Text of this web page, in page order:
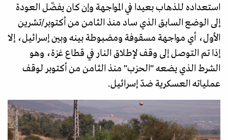
استعداده للذهاب بعيدا في المواجهة وإن كان يفضّل العودة
إلى الوضع السابق الذي ساد منذ الثامن من أكتوبر/تشرين
الأول، أي مواجهة مسقوفة ومضبوطة بينه وبين إسرائيل، إلا
إذا تم التوصل إلى وقف لإطلاق النار في قطاع غزة، وهو
الشرط الذي يضعه "الحزب" منذ الثامن من أكتوبر لوقف
عملياته العسكرية ضدّ إسرائيل.